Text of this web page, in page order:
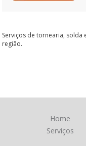
Serviços de tornearia, solda
região.
Home
Serviços